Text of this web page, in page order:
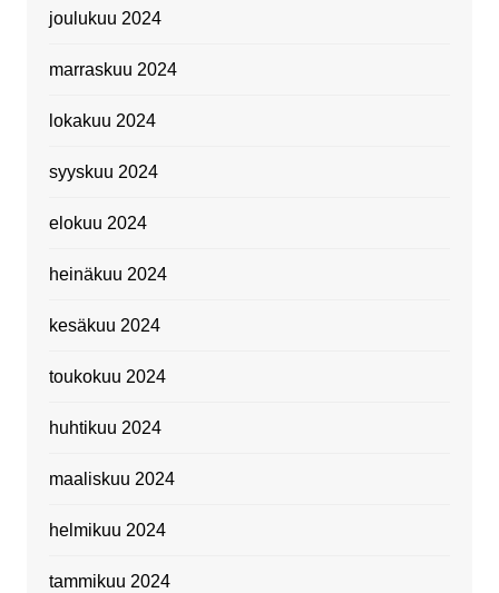
joulukuu 2024
marraskuu 2024
lokakuu 2024
syyskuu 2024
elokuu 2024
heinäkuu 2024
kesäkuu 2024
toukokuu 2024
huhtikuu 2024
maaliskuu 2024
helmikuu 2024
tammikuu 2024